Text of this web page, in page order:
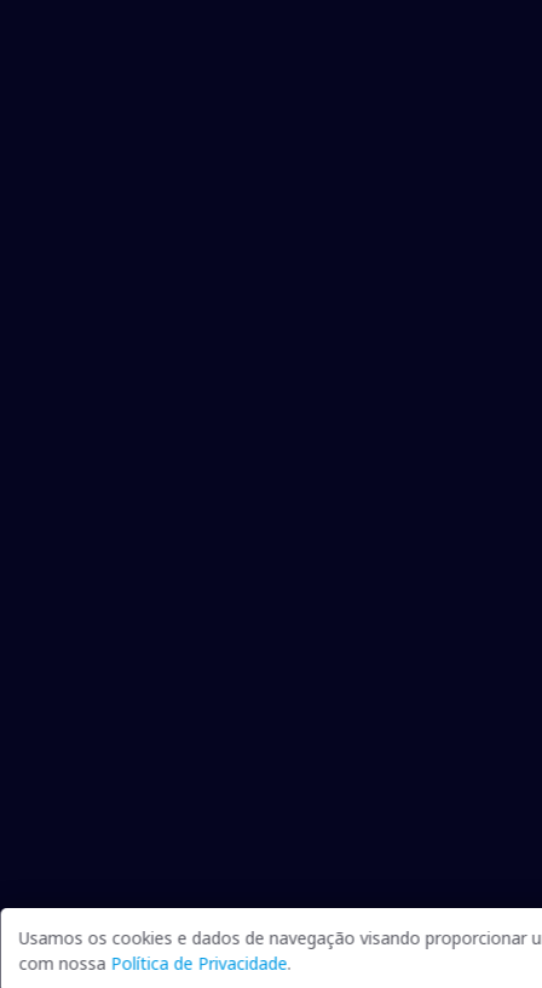
Usamos os cookies e dados de navegação visando
com nossa Política de Privacidade.